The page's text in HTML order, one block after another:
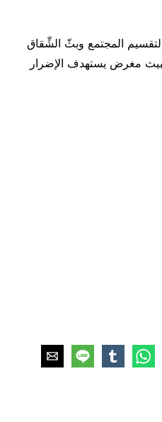
المجتمع وبثّ الشِّقاق
مغرض يستهدف الإضرار